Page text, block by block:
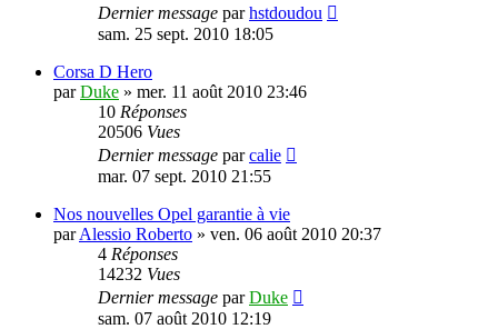
Dernier message parhstdoudou
sam. 25 sept. 2010 18:05
Corsa D Hero
parDuke » mer. 11 août 2010 23:46
10 Réponses
20506 Vues
Dernier message parcalie
mar. 07 sept. 2010 21:55
Nos nouvelles Opel garantie à vie
parAlessio Roberto » ven. 06 août 2010 20:37
4 Réponses
14232 Vues
Dernier message parDuke
sam. 07 août 2010 12:19